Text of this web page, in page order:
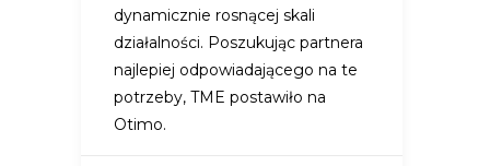
dynamicznie rosnącej skali
działalności. Poszukując partnera
najlepiej odpowiadającego na te
potrzeby, TME postawiło na
Otimo.